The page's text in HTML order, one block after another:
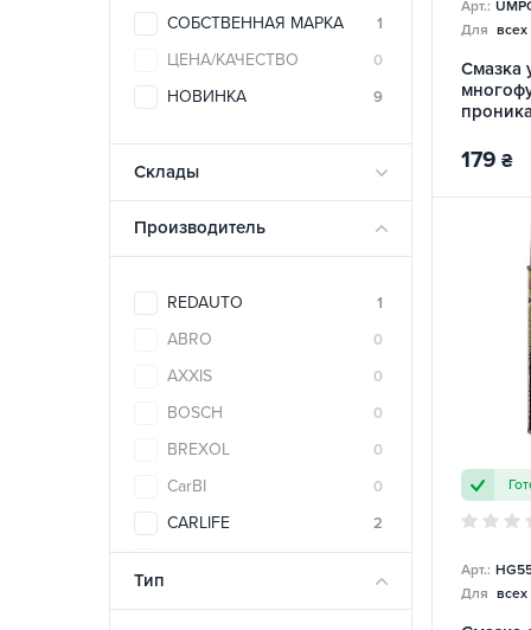
СОБСТВЕННАЯ МАРКА 1
ЦЕНА/КАЧЕСТВО 0
НОВИНКА 9
Склады
Производитель
REDAUTO 1
ABRO 0
AXXIS 0
BOSCH 0
BREXOL 0
CarBI 0
CARLIFE 2
CASTROL 0
Тип
Арт.:
Для
Смазка
179 ₴
Арт.:
Для